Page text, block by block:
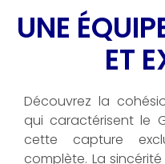
UNE
ET
Découvrez la
qui caractérisent le
cette capture
complète. La